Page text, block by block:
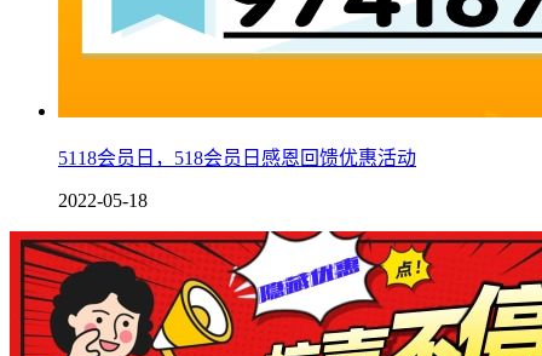
5118会员日，518会员日感恩回馈优惠活动
2022-05-18